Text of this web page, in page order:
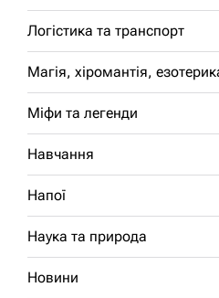
Логістика та транспорт
Магія, хіромантія,
Міфи та легенди
Навчання
Напої
Наука та природа
Новини